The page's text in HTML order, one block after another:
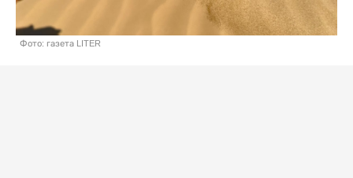
Фото: газета LITER